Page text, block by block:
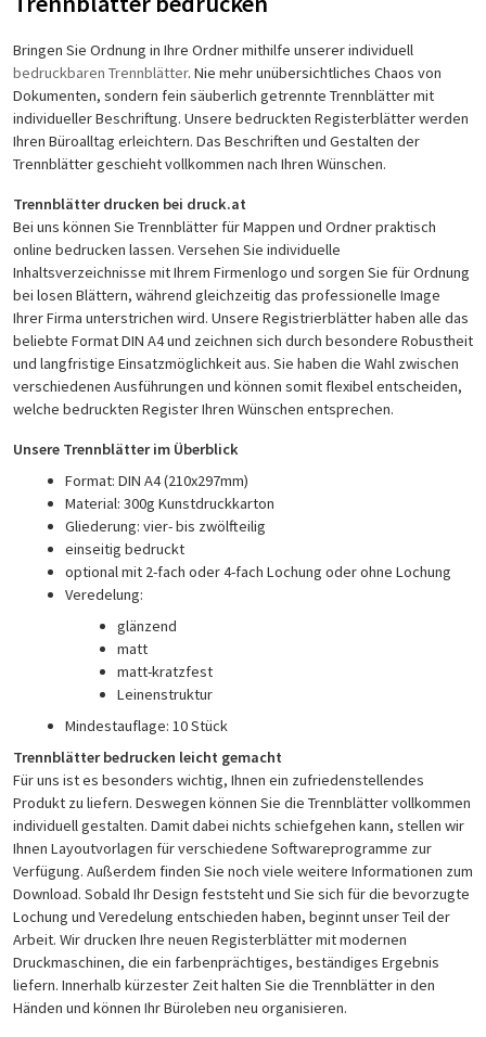
Bringen Sie Ordnung in Ihre Ordner mithilfe unserer individuell
bedruckbaren Trennblätter. Nie mehr unübersichtliches Chaos von
Dokumenten, sondern fein säuberlich getrennte Trennblätter mit
individueller Beschriftung. Unsere bedruckten Registerblätter werden
Ihren Büroalltag erleichtern. Das Beschriften und Gestalten der
Trennblätter geschieht vollkommen nach Ihren Wünschen.
Trennblätter drucken bei druck.at
Bei uns können Sie Trennblätter für Mappen und Ordner praktisch
online bedrucken lassen. Versehen Sie individuelle
Inhaltsverzeichnisse mit Ihrem Firmenlogo und sorgen Sie für Ordnung
bei losen Blättern, während gleichzeitig das professionelle Image
Ihrer Firma unterstrichen wird. Unsere Registrierblätter haben alle das
beliebte Format DIN A4 und zeichnen sich durch besondere Robustheit
und langfristige Einsatzmöglichkeit aus. Sie haben die Wahl zwischen
verschiedenen Ausführungen und können somit flexibel entscheiden,
welche bedruckten Register Ihren Wünschen entsprechen.
Unsere Trennblätter im Überblick
Format: DIN A4 (210x297mm)
Material: 300g Kunstdruckkarton
Gliederung: vier- bis zwölfteilig
einseitig bedruckt
optional mit 2-fach oder 4-fach Lochung oder ohne Lochung
Veredelung:
glänzend
matt
matt-kratzfest
Leinenstruktur
Mindestauflage: 10 Stück
Trennblätter bedrucken leicht gemacht
Für uns ist es besonders wichtig, Ihnen ein zufriedenstellendes
Produkt zu liefern. Deswegen können Sie die Trennblätter vollkommen
individuell gestalten. Damit dabei nichts schiefgehen kann, stellen wir
Ihnen Layoutvorlagen für verschiedene Softwareprogramme zur
Verfügung. Außerdem finden Sie noch viele weitere Informationen zum
Download. Sobald Ihr Design feststeht und Sie sich für die bevorzugte
Lochung und Veredelung entschieden haben, beginnt unser Teil der
Arbeit. Wir drucken Ihre neuen Registerblätter mit modernen
Druckmaschinen, die ein farbenprächtiges, beständiges Ergebnis
liefern. Innerhalb kürzester Zeit halten Sie die Trennblätter in den
Händen und können Ihr Büroleben neu organisieren.